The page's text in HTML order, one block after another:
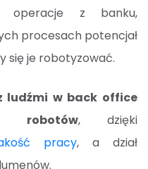
operacje z banku,
procesach potencjał
się je robotyzować.
ludźmi w back office
robotów, dzięki
pracy, a dział